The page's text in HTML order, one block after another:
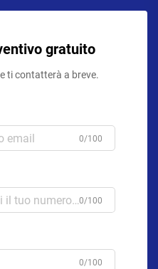
gratuito
ti contatterà a breve.
0/100
0/100
0/100